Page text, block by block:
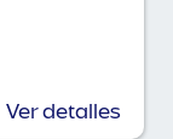
Ver detalles